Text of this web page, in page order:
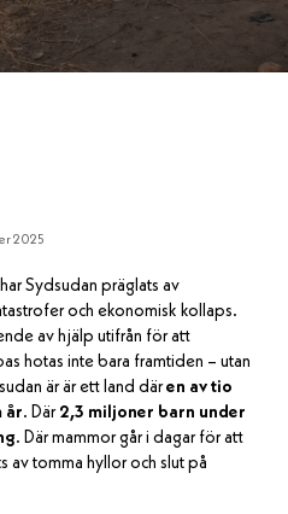
2025
Sydsudan präglats av
och ekonomisk kollaps.
av hjälp utifrån för att
hotas inte bara framtiden – utan
är är ett land dären av tio
år. Där 2,3 miljoner barn under
. Där mammor går i dagar för att
av tomma hyllor och slut på